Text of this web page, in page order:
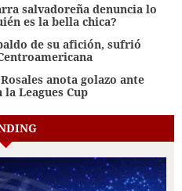
salvadoreña denuncia lo
es la bella chica?
de su afición, sufrió
anota golazo ante
Leagues Cup